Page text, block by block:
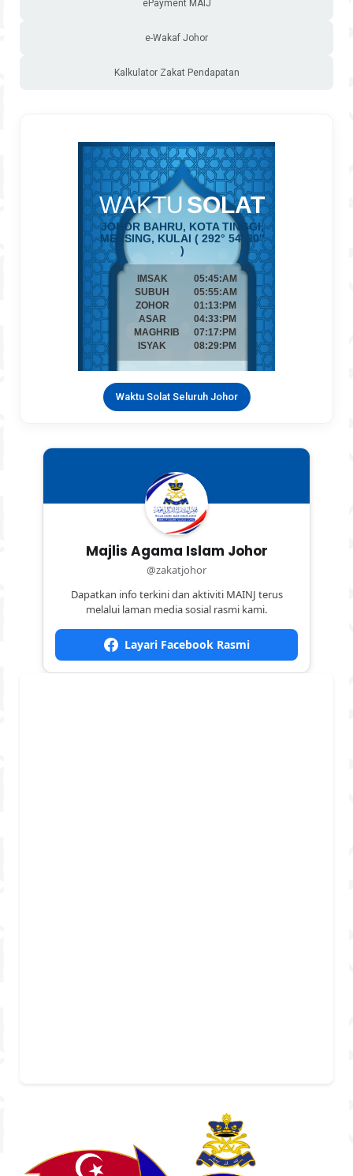
ePayment MAIJ
e-Wakaf Johor
Kalkulator Zakat Pendapatan
Waktu Solat Seluruh Johor
Majlis Agama Islam Johor
@zakatjohor
Dapatkan info terkini dan aktiviti MAINJ terus
melalui laman media sosial rasmi kami.
Layari Facebook Rasmi